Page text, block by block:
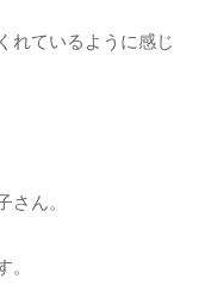
れているように感じ
ん。